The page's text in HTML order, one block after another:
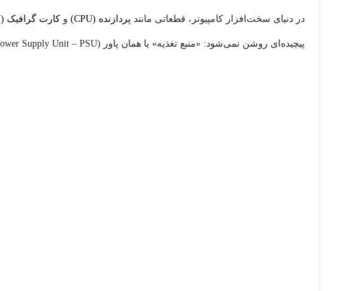
در دنیای سخت‌افزار کامپیوتر، قطعاتی مانند پردازنده (CPU) و کارت گرافیک (GPU)
پیچیده‌ای روشن نمی‌شود: «منبع تغذیه» یا همان پاور (Power Supply Unit – PSU). ( منبع تغذیه 1000 وات فاطر Fater مدل FP-P1000 PLATINUM )